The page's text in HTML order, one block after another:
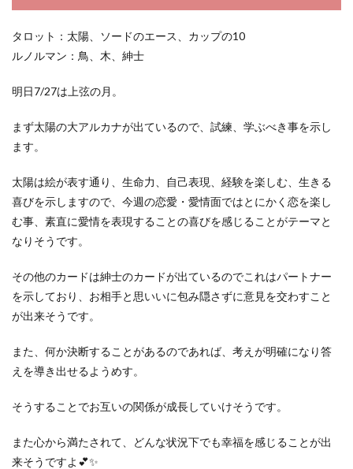
タロット：太陽、ソードのエース、カップの10
ルノルマン：鳥、木、紳士
明日7/27は上弦の月。
まず太陽の大アルカナが出ているので、試練、学ぶべき事を示し
ます。
太陽は絵が表す通り、生命力、自己表現、経験を楽しむ、生きる
喜びを示しますので、今週の恋愛・愛情面ではとにかく恋を楽し
む事、素直に愛情を表現することの喜びを感じることがテーマと
なりそうです。
その他のカードは紳士のカードが出ているのでこれはパートナー
を示しており、お相手と思いいに包み隠さずに意見を交わすこと
が出来そうです。
また、何か決断することがあるのであれば、考えが明確になり答
えを導き出せるようめす。
そうすることでお互いの関係が成長していけそうです。
また心から満たされて、どんな状況下でも幸福を感じることが出
来そうですよ💕✨